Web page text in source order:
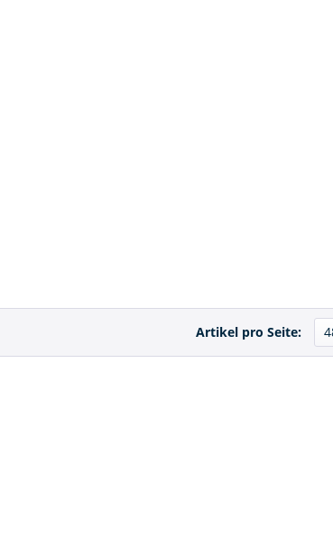
Artikel pro Seite: